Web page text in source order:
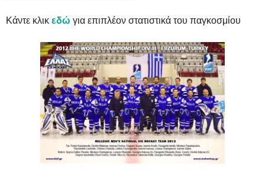
Κάντε κλικ εδώ για επιπλέον στατιστικά του παγκοσμίου